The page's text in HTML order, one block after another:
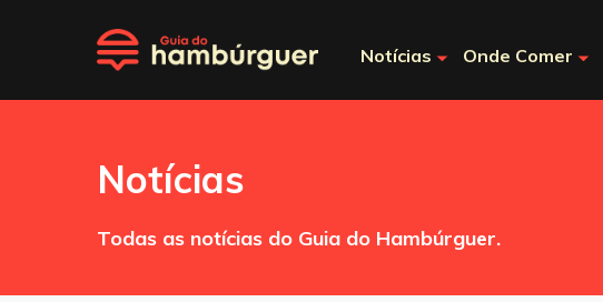
Notícias Onde Comer
Notícias
Todas as notícias do Guia do Hambúrguer.